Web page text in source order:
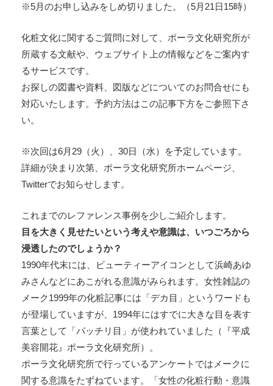
※5月のお申し込みをしめ切りました。（5月21日15時）
化粧文化に関するご質問に対して、ポーラ文化研究所が
所蔵する文献や、ウェブサイト上の情報などをご案内す
るサービスです。
お探しの図書や資料、図版などについてのお問合せにも
対応いたします。予約方法はこの記事下方をご参照下さ
い。
※次回は6月29（火）、30日（水）を予定しています。
詳細が決まり次第、ポーラ文化研究所ホームページ、
Twitterでお知らせします。
これまでのレファレンス事例を少しご紹介します。
目を大きく見せたいという考えや意識は、いつごろから
浸透したのでしょうか？
1990年代末には、ビューティーアイコンとして浜崎あゆ
みさんなどにあこがれる意識がみられます。女性雑誌の
メーク1999年の化粧記事には「デカ目」というワードも
が登場していますが、1994年にはすでに大きな目を表す
言葉として「パッチリ目」が使われていました（『平成
美容開花』ポーラ文化研究所）。
ポーラ文化研究所で行っているアンケートではメークに
関する意識をたずねています。「女性の化粧行動・意識